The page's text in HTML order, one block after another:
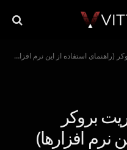
استفاده از این نرم افزارها)
بروکر
نرم افزارها)